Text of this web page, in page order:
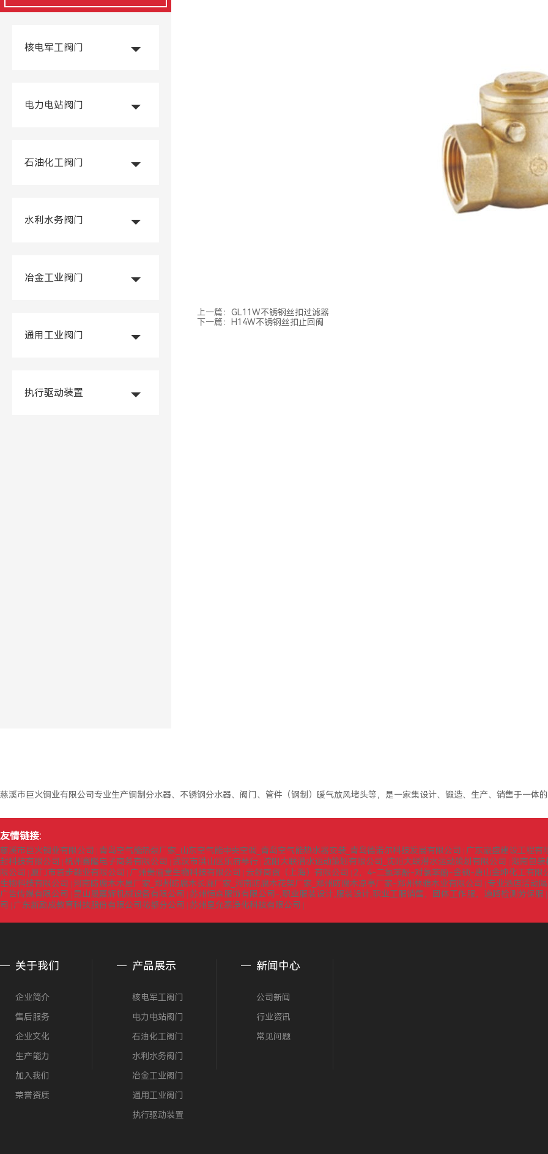
核电军工阀门
电力电站阀门
石油化工阀门
水利水务阀门
冶金工业阀门
通用工业阀门
执行驱动装置
上一篇： GL11W不锈钢丝扣过滤器
下一篇：
H14W不锈钢丝扣止回阀
慈溪市巨火铜业有限公司专业生产铜制分水器、不锈钢分水器、阀门、管件（钢制）暖气放风堵头等，是一家集设计、锻造、生产、销售于一体
友情链接:
慈溪市巨火铜业有限公司 青岛空气能热泵厂家_山东空气能中央空调_青岛空气能热水器安装_青岛德诺尔科技发展有限公司 广东崴盛建设工程有
封科技有限公司
杭州赛隆电子商务有限公司 武汉市洪山区乐府琴行 沈阳大联潜水运动策划有限公司_沈阳大联潜水运动策划有限公司 湖南包
限公司
厦门市首步鞋业有限公司 广州贵俪堂生物科技有限公司 云舒商贸（上海）有限公司 2，4-二氯苯酚-对氯苯酚-金硕-唐山金坤化工有限
生物科技有限公司
河南防腐木木屋厂家_郑州防腐木长廊厂家_河南防腐木花架厂家_郑州防腐木凉亭厂家-郑州林雅木业有限公司 专业酒店活动
广告传媒有限公司
昆山晟嘉辉机械设备有限公司 苏州恒森服饰有限公司-,职业服装设计,服装设计,职业工服销售，团体工作服，道路检测劳保服
司
广东新励成教育科技股份有限公司花都分公司 苏州皇允泰净化科技有限公司
关于我们
企业简介
售后服务
企业文化
生产能力
加入我们
荣誉资质
产品展示
核电军工阀门
电力电站阀门
石油化工阀门
水利水务阀门
冶金工业阀门
通用工业阀门
执行驱动装置
新闻中心
公司新闻
行业资讯
常见问题